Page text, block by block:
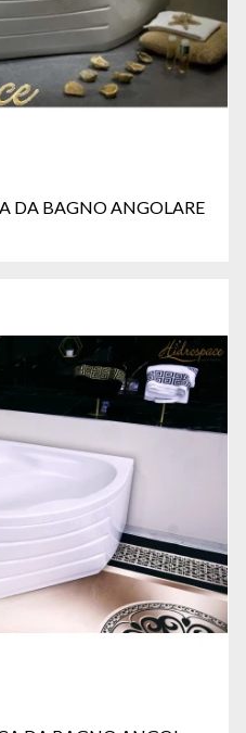
DA BAGNO ANGOLARE